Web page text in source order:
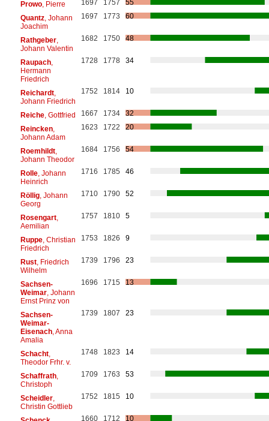
Prowo, Pierre 1697 1757
55
Quantz, Johann
Joachim
1697 1773 60
Rathgeber,
Johann Valentin
1682 1750 48
Raupach,
Hermann
Friedrich
1728 1778 34
Reichardt,
Johann Friedrich
1752 1814 10
Reiche, Gottfried 1667 1734
32
Reincken,
Johann Adam
1623 1722 20
Roemhildt,
Johann Theodor
1684 1756 54
Rolle, Johann
Heinrich
1716 1785 46
Röllig, Johann
Georg
1710 1790 52
Rosengart,
Aemilian
1757 1810 5
Ruppe, Christian
Friedrich
1753 1826 9
Rust, Friedrich
Wilhelm
1739 1796 23
Sachsen-
Weimar, Johann
Ernst Prinz von
1696 1715 13
Sachsen-
Weimar-
Eisenach, Anna
Amalia
1739 1807 23
Schacht,
Theodor Frhr. v.
1748 1823 14
Schaffrath,
Christoph
1709 1763 53
Scheidler,
Christin Gottlieb
1752 1815 10
1660 1712 10